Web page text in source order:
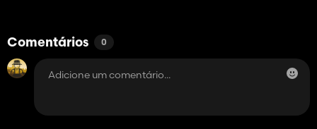
Comentários 0